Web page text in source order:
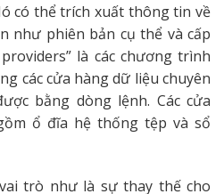
có thể trích xuất thông tin về
như phiên bản cụ thể và cấp
là các chương trình
các cửa hàng dữ liệu chuyên
bằng dòng lệnh. Các cửa
ổ đĩa hệ thống tệp và sổ
trò như là sự thay thế cho